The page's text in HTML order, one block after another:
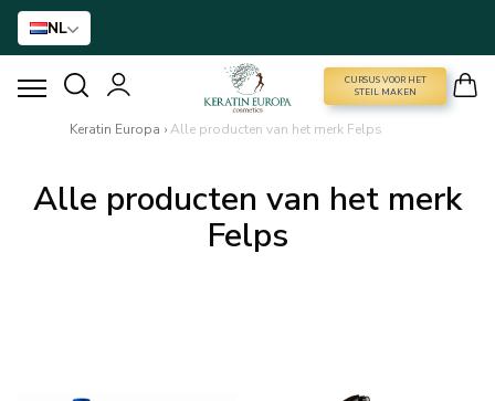
NL
CURSUS VOOR HET
STEIL MAKEN
CURSUS VOOR HET STEIL MAKEN
BTX BEHANDELING
Keratin Europa ›Alle producten van het merk Felps
Alle producten van het merk
Felps